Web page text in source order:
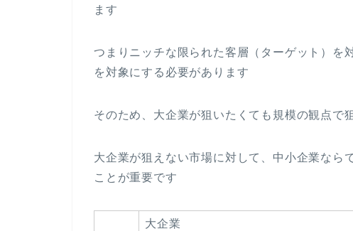
ます
つまりニッチな限られた客層（ターゲット）を
を対象にする必要があります
そのため、大企業が狙いたくても規模の観点で
大企業が狙えない市場に対して、中小企業なら
ことが重要です
大企業